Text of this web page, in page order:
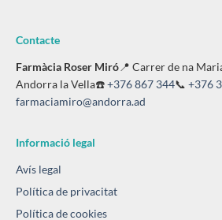
Contacte
Farmàcia Roser Miró📍 Carrer de na
Andorra la Vella☎️+376 867 344📞 +376
farmaciamiro@andorra.ad
Informació legal
Avís legal
Política de privacitat
Política de cookies